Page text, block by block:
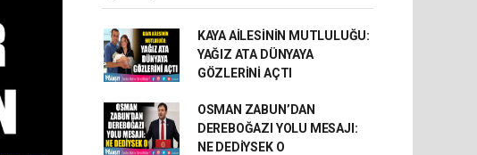
KAYA AİLESİNİN MUTLULUĞU:
YAĞIZ ATA DÜNYAYA
GÖZLERİNİ AÇTI
OSMAN ZABUN’DAN
DEREBOĞAZI YOLU MESAJI:
NE DEDİYSEK O